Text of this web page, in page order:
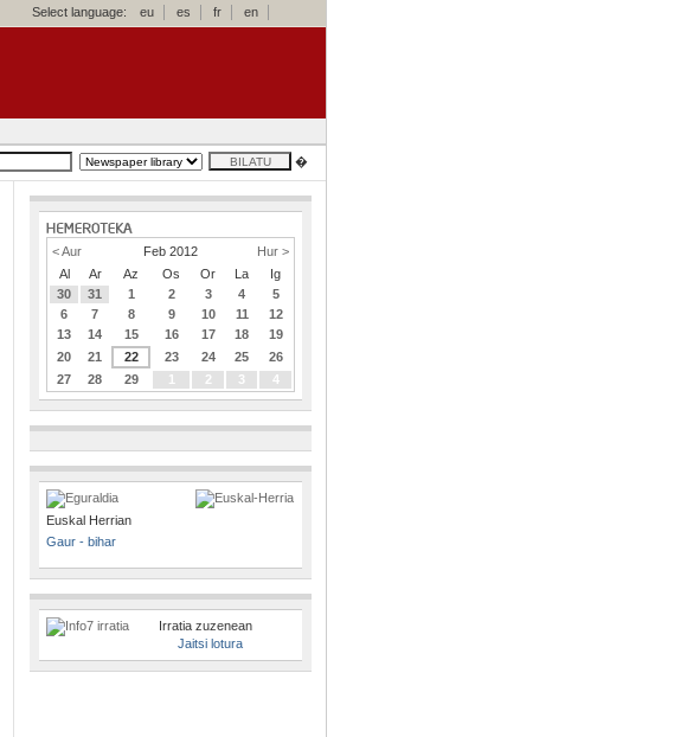
Select language: eu es fr en
�
< Aur Feb 2012
Hur >
Al
Ar Az Os Or La
Ig
30
31 1 2 3 4
5
6
7 8 9 10 11
12
13
14 15 16 17 18
19
20
21 22 23 24 25
26
27
28 29 1 2 3 4
Euskal Herrian
Gaur - bihar
Irratia zuzenean
Jaitsi lotura